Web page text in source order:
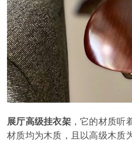
展厅高级挂衣架，它的材质听
材质均为木质，且以高级木质